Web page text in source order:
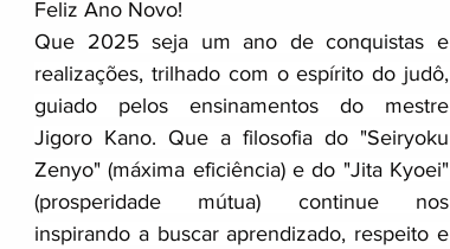
Feliz Ano Novo!
Que 2025 seja um ano de conquistas e
realizações, trilhado com o espírito do judô,
guiado pelos ensinamentos do mestre
Jigoro Kano. Que a filosofia do "Seiryoku
Zenyo" (máxima eficiência) e do "Jita Kyoei"
(prosperidade mútua) continue nos
inspirando a buscar aprendizado, respeito e